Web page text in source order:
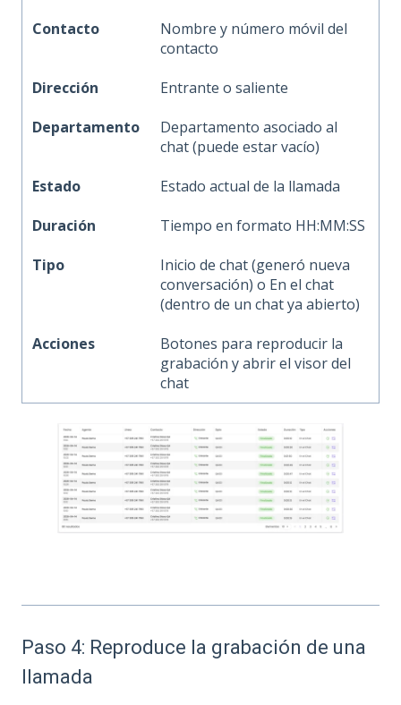
Contacto
Nombre y número móvil del
contacto
Dirección
Entrante o saliente
Departamento
Departamento asociado al
chat (puede estar vacío)
Estado
Estado actual de la llamada
Duración
Tiempo en formato HH:MM:SS
Tipo
Inicio de chat (generó nueva
conversación) o En el chat
(dentro de un chat ya abierto)
Acciones
Botones para reproducir la
grabación y abrir el visor del
chat
Paso 4: Reproduce la grabación de una
llamada